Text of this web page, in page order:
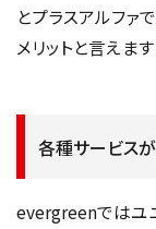
とプラスアルファ
メリットと言えます
各種サービス
evergreenではユ